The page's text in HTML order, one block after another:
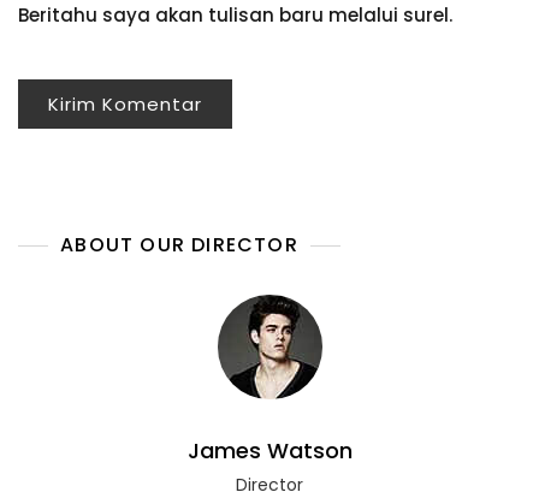
Beritahu saya akan tulisan baru melalui surel.
ABOUT OUR DIRECTOR
James Watson
Director